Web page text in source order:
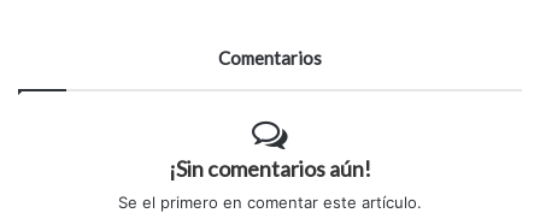
Comentarios
¡Sin comentarios aún!
Se el primero en comentar este artículo.